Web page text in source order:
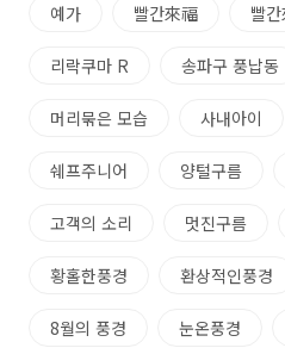
예가 빨간來福 빨
리락쿠마 R 송파구 풍납동
머리묶은 모습 사내아이
쉐프주니어 양털구름
고객의 소리 멋진구름
황홀한풍경 환상적인풍경
8월의 풍경 눈온풍경